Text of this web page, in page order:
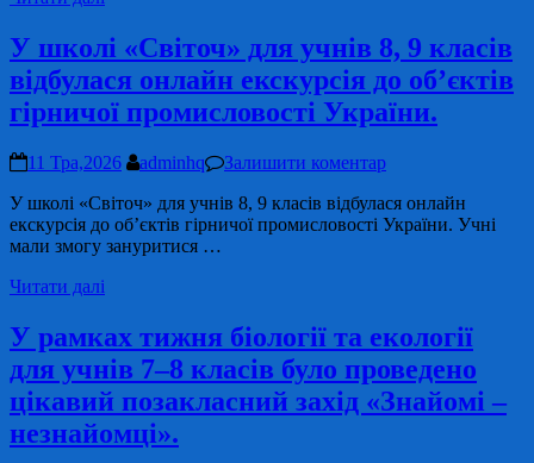
У школі «Світоч» для учнів 8, 9 класів
відбулася онлайн екскурсія до об’єктів
гірничої промисловості України.
11 Тра,2026 adminhq
Залишити коментар
У школі «Світоч» для учнів 8, 9 класів відбулася онлайн
екскурсія до об’єктів гірничої промисловості України. Учні
мали змогу зануритися …
Читати далі
У рамках тижня біології та екології
для учнів 7–8 класів було проведено
цікавий позакласний захід «Знайомі –
незнайомці».